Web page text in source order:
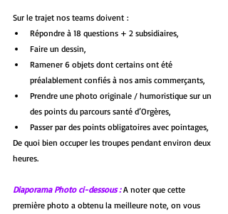
Sur le trajet nos teams doivent :
Répondre à 18 questions + 2 subsidiaires,
Faire un dessin,
Ramener 6 objets dont certains ont été
préalablement confiés à nos amis commerçants,
Prendre une photo originale / humoristique sur un
des points du parcours santé d’Orgères,
Passer par des points obligatoires avec pointages,
De quoi bien occuper les troupes pendant environ deux
heures.
Diaporama Photo ci-dessous : A noter que cette
première photo a obtenu la meilleure note, on vous